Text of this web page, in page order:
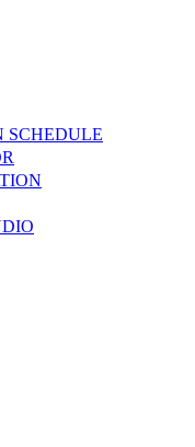
SCHEDULE